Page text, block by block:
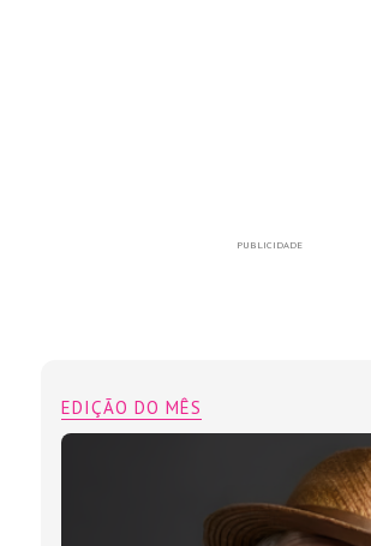
PUBLICIDADE
EDIÇÃO DO MÊS